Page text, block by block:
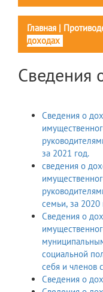
Главная |
доходах
Сведения
Сведения о
имущественного
за 2021 год.
сведения о
имущественного
семьи, за 2020
Сведения о
имущественного
социальной
себя и членов
Сведения о